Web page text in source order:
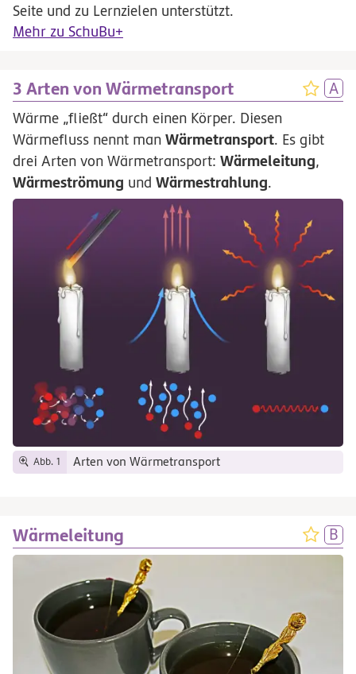
Seite und zu Lernzielen unterstützt.
Mehr zu SchuBu+
3 Arten von Wärmetransport
Wärme „fließt“ durch einen Körper. Diesen
Wärmefluss nennt man Wärmetransport. Es gibt
drei Arten von Wärmetransport: Wärmeleitung,
Wärmeströmung und Wärmestrahlung.
Abb. 1 Arten von Wärmetransport
Wärmeleitung